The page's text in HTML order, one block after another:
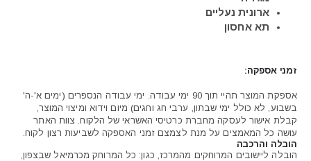
ארונית נעליים
תא אחסון
זמני אספקה:
אספקת המוצר תהיי תוך 90 ימי עבודה. ימי עבודה הנספרים (ימים א'-ה'
בשבוע, לא כולל ימי שבתון, ערבי חג וחגים) מיום וידוא ומיצוי המוצר,
קבלת אישור לעסקה מחברת כרטיסי האשראי של הלקוח. צוות האתר
עושה כל המאמצים על מנת לצמצם זמני האספקה לשביעות רצון לקוח.
הובלה והרכבה
הובלה ליישובים המרוחקים מהמרכז, כגון: כל המרוחק מכרמיאל שבצפון,